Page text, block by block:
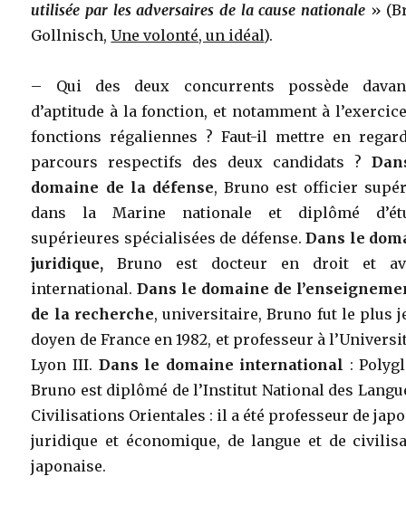
utilisée par les adversaires de la cause nationale »
Gollnisch,Une volonté, un idéal).
– Qui des deux concurrents possède
d’aptitude à la fonction, et notamment à
fonctions régaliennes ? Faut-il mettre en
parcours respectifs des deux candidats ?
domaine de la défense, Bruno est officier
dans la Marine nationale et diplômé
supérieures spécialisées de défense.Dans le
juridique, Bruno est docteur en droit et
international.Dans le domaine de
de la recherche, universitaire, Bruno fut le plus
doyen de France en 1982, et professeur à
Lyon III. Dans le domaine international :
Bruno est diplômé de l’Institut National des
Civilisations Orientales : il a été professeur de
juridique et économique, de langue et de
japonaise.